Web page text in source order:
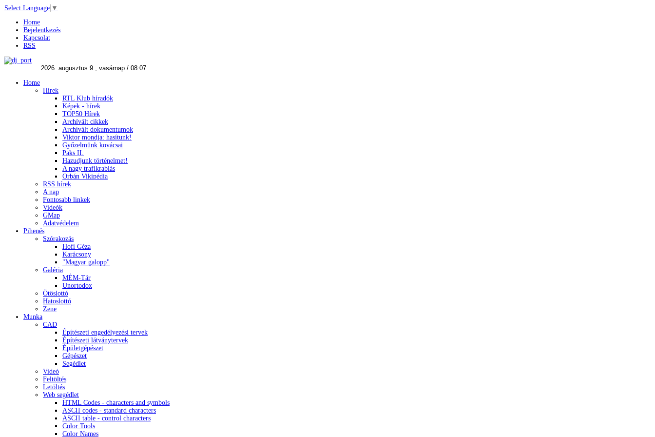
Select Language ▼
Home
Bejelentkezés
Kapcsolat
RSS
Home
Hírek
RTL Klub híradók
Képek - hírek
TOP50 Hírek
Archívált cikkek
Archívált dokumentumok
Viktor mondja: hasítunk!
Győzelmünk kovácsai
Paks II.
Hazudjunk történelmet!
A nagy trafikrablás
Orbán Vikipédia
RSS hírek
A nap
Fontosabb linkek
Videók
GMap
Adatvédelem
Pihenés
Szórakozás
Hofi Géza
Karácsony
"Magyar galopp"
Galéria
MÉM-Tár
Unortodox
Ötöslottó
Hatoslottó
Zene
Munka
CAD
Építészeti engedélyezési tervek
Építészeti látványtervek
Épületgépészet
Gépészet
Segédlet
Videó
Feltöltés
Letöltés
Web segédlet
HTML Codes - characters and symbols
ASCII codes - standard characters
ASCII table - control characters
Color Tools
Color Names